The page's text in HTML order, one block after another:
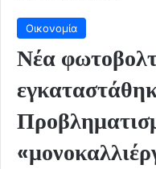
Οικονομία
Νέα